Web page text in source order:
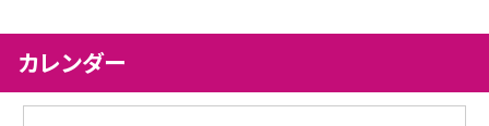
カレンダー